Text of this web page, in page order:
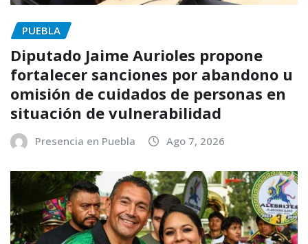
PUEBLA
Diputado Jaime Aurioles propone
fortalecer sanciones por abandono u
omisión de cuidados de personas en
situación de vulnerabilidad
Presencia en Puebla Ago 7, 2026